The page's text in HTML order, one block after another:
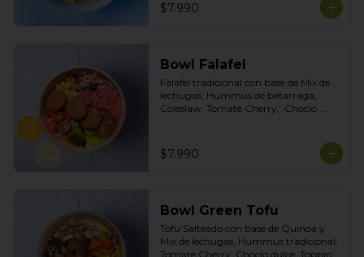
$7.990
Bowl Falafel
Falafel tradicional con base de Mix de
lechugas, Hummus de betarraga,
Coleslaw, Tomate Cherry,  Choclo
$7.990
Bowl Green Tofu
Tofu Salteado con base de Quinoa y
Mix de lechugas, Hummus tradicional,
Tomate Cherry, Choclo dulce, Topping